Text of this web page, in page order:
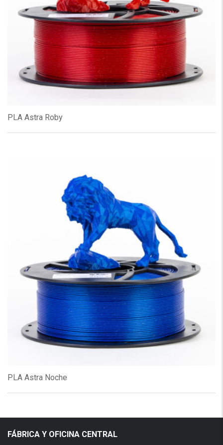
PLA Astra Roby
PLA Astra Noche
FÁBRICA Y OFICINA CENTRAL